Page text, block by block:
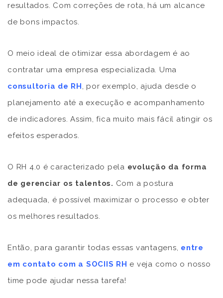
resultados. Com correções de rota, há um alcance
de bons impactos.
O meio ideal de otimizar essa abordagem é ao
contratar uma empresa especializada. Uma
consultoria de RH, por exemplo, ajuda desde o
planejamento até a execução e acompanhamento
de indicadores. Assim, fica muito mais fácil atingir os
efeitos esperados.
O RH 4.0 é caracterizado pela evolução da forma
de gerenciar os talentos. Com a postura
adequada, é possível maximizar o processo e obter
os melhores resultados.
Então, para garantir todas essas vantagens, entre
em contato com a SOCIIS RH e veja como o nosso
time pode ajudar nessa tarefa!